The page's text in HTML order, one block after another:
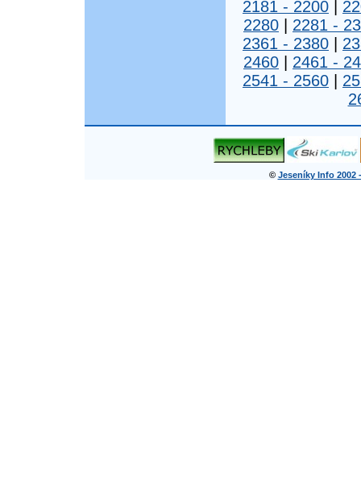
2181 - 2200
2280
2281 -
2361 - 2380
2460
2461 -
2541 - 2560
© Jeseníky Info 2002